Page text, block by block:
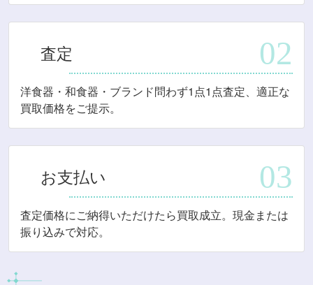
査定
洋食器・和食器・ブランド問わず1点1点査定、適正な
買取価格をご提示。
お支払い
査定価格にご納得いただけたら買取成立。現金または
振り込みで対応。